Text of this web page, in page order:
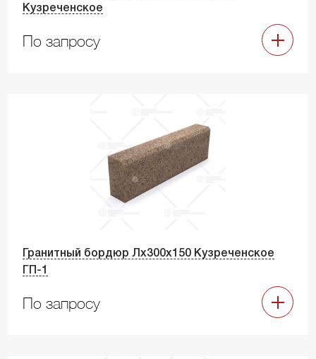
Кузреченское
По запросу
Гранитный бордюр Лх300х150 Кузреченское
ГП-1
По запросу